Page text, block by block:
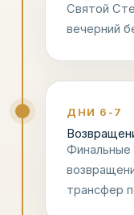
Святой
вечерний
ДНИ 6-7
Финальные
трансфер